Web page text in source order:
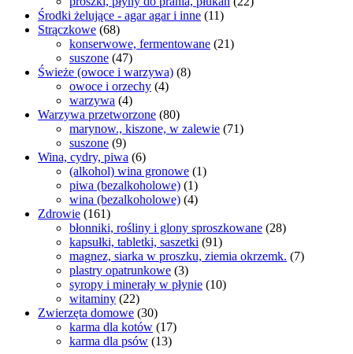
Środki żelujące - agar agar i inne (11)
Strączkowe (68)
konserwowe, fermentowane (21)
suszone (47)
Świeże (owoce i warzywa) (8)
owoce i orzechy (4)
warzywa (4)
Warzywa przetworzone (80)
marynow., kiszone, w zalewie (71)
suszone (9)
Wina, cydry, piwa (6)
(alkohol) wina gronowe (1)
piwa (bezalkoholowe) (1)
wina (bezalkoholowe) (4)
Zdrowie (161)
błonniki, rośliny i glony sproszkowane (28)
kapsułki, tabletki, saszetki (91)
magnez, siarka w proszku, ziemia okrzemk. (7)
plastry opatrunkowe (3)
syropy i minerały w płynie (10)
witaminy (22)
Zwierzęta domowe (30)
karma dla kotów (17)
karma dla psów (13)